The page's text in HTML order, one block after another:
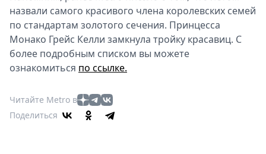
назвали самого красивого члена королевских семей
по стандартам золотого сечения. Принцесса
Монако Грейс Келли замкнула тройку красавиц. С
более подробным списком вы можете
ознакомиться по ссылке.
Читайте Metro в
Поделиться